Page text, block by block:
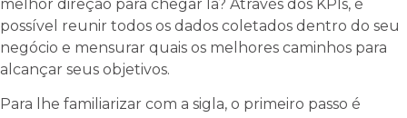
melhor direção para chegar lá? Através dos KPIs, é
possível reunir todos os dados coletados dentro do seu
negócio e mensurar quais os melhores caminhos para
alcançar seus objetivos.
Para lhe familiarizar com a sigla, o primeiro passo é